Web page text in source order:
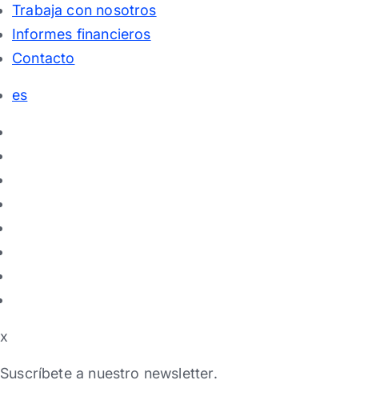
Trabaja con nosotros
Informes financieros
Contacto
es
x
Suscríbete a nuestro newsletter.